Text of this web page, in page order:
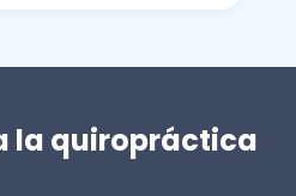
la quiropráctica